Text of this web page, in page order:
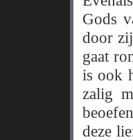
Gods
door
gaat
is ook
zalig
deze